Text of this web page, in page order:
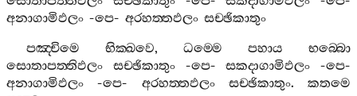
අනාගාමිඵලං -පෙ- අරහත‍්තඵලං සච‍්ඡිකාතුං
පඤ‍්චිමෙ
භික‍්ඛවෙ, ධම‍්මෙ පහාය
භබ‍්බො
සොතාපත‍්තිඵලං
සච‍්ඡිකාතුං-පෙ-සකදාගාමිඵලං -පෙ-
අනාගාමිඵලං -පෙ- අරහත‍්තඵලං සච‍්ඡිකාතුං. කතමෙ